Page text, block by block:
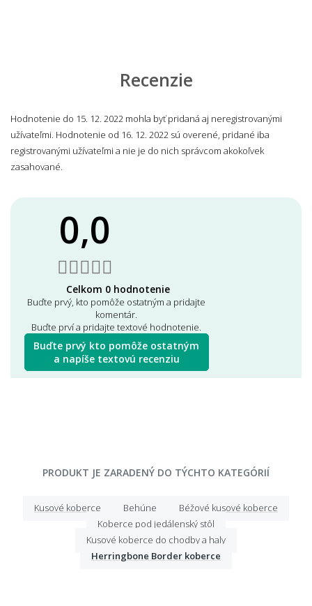
Recenzie
Hodnotenie do 15. 12. 2022 mohla byť pridaná aj neregistrovanými
užívateľmi. Hodnotenie od 16. 12. 2022 sú overené, pridané iba
registrovanými užívateľmi a nie je do nich správcom akokoľvek
zasahované.
0,0
Celkom 0 hodnotenie
Buďte prvý, kto pomôže ostatným a pridajte
komentár.
Buďte prví a pridajte textové hodnotenie.
Buďte prvý kto pomôže ostatným
a napíše textovú recenziu
PRODUKT JE ZARADENÝ DO TÝCHTO KATEGÓRIÍ
Kusové koberce Behúne
Béžové kusové koberce
Koberce pod jedálenský stôl
Kusové koberce do chodby a haly
Herringbone Border koberce